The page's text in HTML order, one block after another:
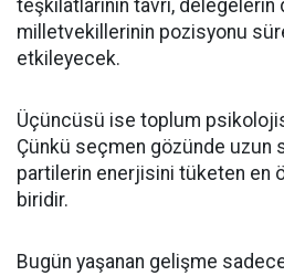
teşkilatlarının tavrı,
milletvekillerinin pozisyonu
etkileyecek.
Üçüncüsü ise toplum
Çünkü seçmen gözünde uzun
partilerin enerjisini tüketen en
biridir.
Bugün yaşanan gelişme